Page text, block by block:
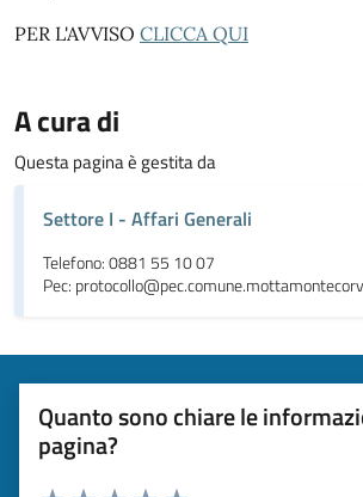
PER L'AVVISO CLICCA QUI
A cura di
Questa pagina è gestita da
Settore I - Affari Generali
Telefono: 0881 55 10 07
Pec:
Quanto sono chiare le
pagina?